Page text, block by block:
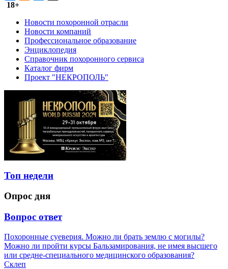
18+
Новости похоронной отрасли
Новости компаний
Профессиональное образование
Энциклопедия
Справочник похоронного сервиса
Каталог фирм
Проект "НЕКРОПОЛЬ"
Топ недели
Опрос дня
Вопрос ответ
Похоронные суеверия. Можно ли брать землю с могилы?
Можно ли пройти курсы Бальзамирования, не имея высшего
или средне-специального медицинского образования?
Склеп